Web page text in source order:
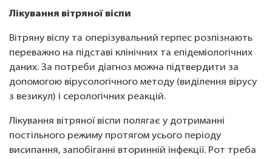
Лікування вітряної віспи
Вітряну віспу та оперізувальний герпес розпізнають
переважно на підставі клінічних та епідеміологічних
даних. За потреби діагноз можна підтвердити за
допомогою вірусологічного методу (виділення вірусу
з везикул) і серологічних реакцій.
Лікування вітряної віспи полягає у дотриманні
постільного режиму протягом усього періоду
висипання, запобіганні вторинній інфекції. Рот треба